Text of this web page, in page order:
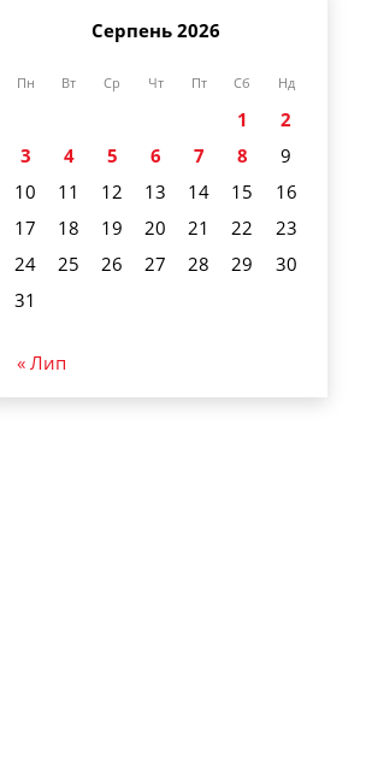
Серпень 2026
Пн Вт Ср Чт Пт Сб Нд
1
2
3
4 5 6 7 8
9
10
11 12 13 14 15
16
17
18 19 20 21 22
23
24
25 26 27 28 29
30
31
« Лип